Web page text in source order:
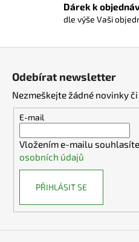
Dárek k
dle výše Vaši
Odebírat newsletter
Nezmeškejte žádné novinky
E-mail
Vložením e-mailu
osobních údajů
PŘIHLÁSIT SE